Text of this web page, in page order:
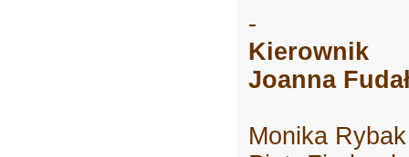
-
Kierownik
Joanna
Monika